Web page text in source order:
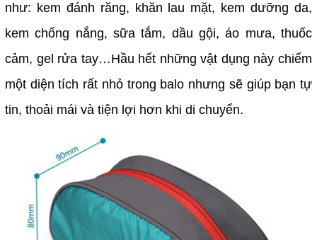
như: kem đánh răng, khăn lau mặt, kem dưỡng da,
kem chống nắng, sữa tắm, dầu gội, áo mưa, thuốc
cảm, gel rửa tay…Hầu hết những vật dụng này chiếm
một diện tích rất nhỏ trong balo nhưng sẽ giúp bạn tự
tin, thoải mái và tiện lợi hơn khi di chuyển.